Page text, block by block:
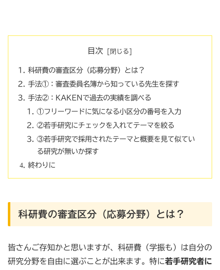
目次
科研費の審査区分（応募分野）とは？
手法①：審査委員名簿から知っている先生を探す
手法②：KAKENで過去の実績を調べる
①フリーワードに気になる小区分の番号を入力
②若手研究にチェックを入れてテーマを絞る
③若手研究で採用されたテーマと概要を見て似てい
る研究が無いか探す
終わりに
科研費の審査区分（応募分野）とは？
皆さんご存知かと思いますが、科研費（学振も）は自分の
研究分野を自由に選ぶことが出来ます。特に若手研究者に